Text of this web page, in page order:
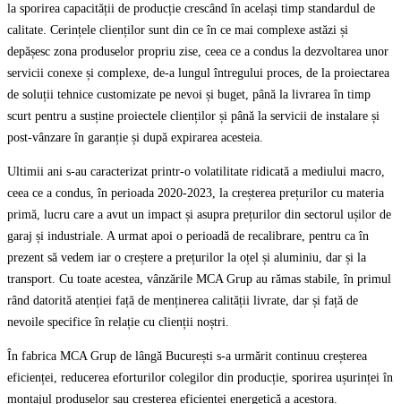
la sporirea capacității de producție crescând în același timp standardul de
calitate. Cerințele clienților sunt din ce în ce mai complexe astăzi și
depășesc zona produselor propriu zise, ceea ce a condus la dezvoltarea unor
servicii conexe și complexe, de-a lungul întregului proces, de la proiectarea
de soluții tehnice customizate pe nevoi și buget, până la livrarea în timp
scurt pentru a susține proiectele clienților și până la servicii de instalare și
post-vânzare în garanție și după expirarea acesteia.
Ultimii ani s-au caracterizat printr-o volatilitate ridicată a mediului macro,
ceea ce a condus, în perioada 2020-2023, la creșterea prețurilor cu materia
primă, lucru care a avut un impact și asupra prețurilor din sectorul ușilor de
garaj și industriale. A urmat apoi o perioadă de recalibrare, pentru ca în
prezent să vedem iar o creștere a prețurilor la oțel și aluminiu, dar și la
transport. Cu toate acestea, vânzările MCA Grup au rămas stabile, în primul
rând datorită atenției față de menținerea calității livrate, dar și față de
nevoile specifice în relație cu clienții noștri.
În fabrica MCA Grup de lângă București s-a urmărit continuu creșterea
eficienței, reducerea eforturilor colegilor din producție, sporirea ușurinței în
montajul produselor sau creșterea eficienței energetică a acestora.